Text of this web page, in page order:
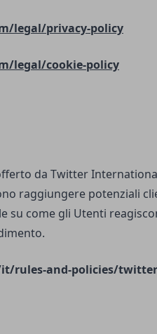
legal/privacy-policy
legal/cookie-policy
da Twitter
raggiungere potenziali
su come gli Utenti
rules-and-policies/